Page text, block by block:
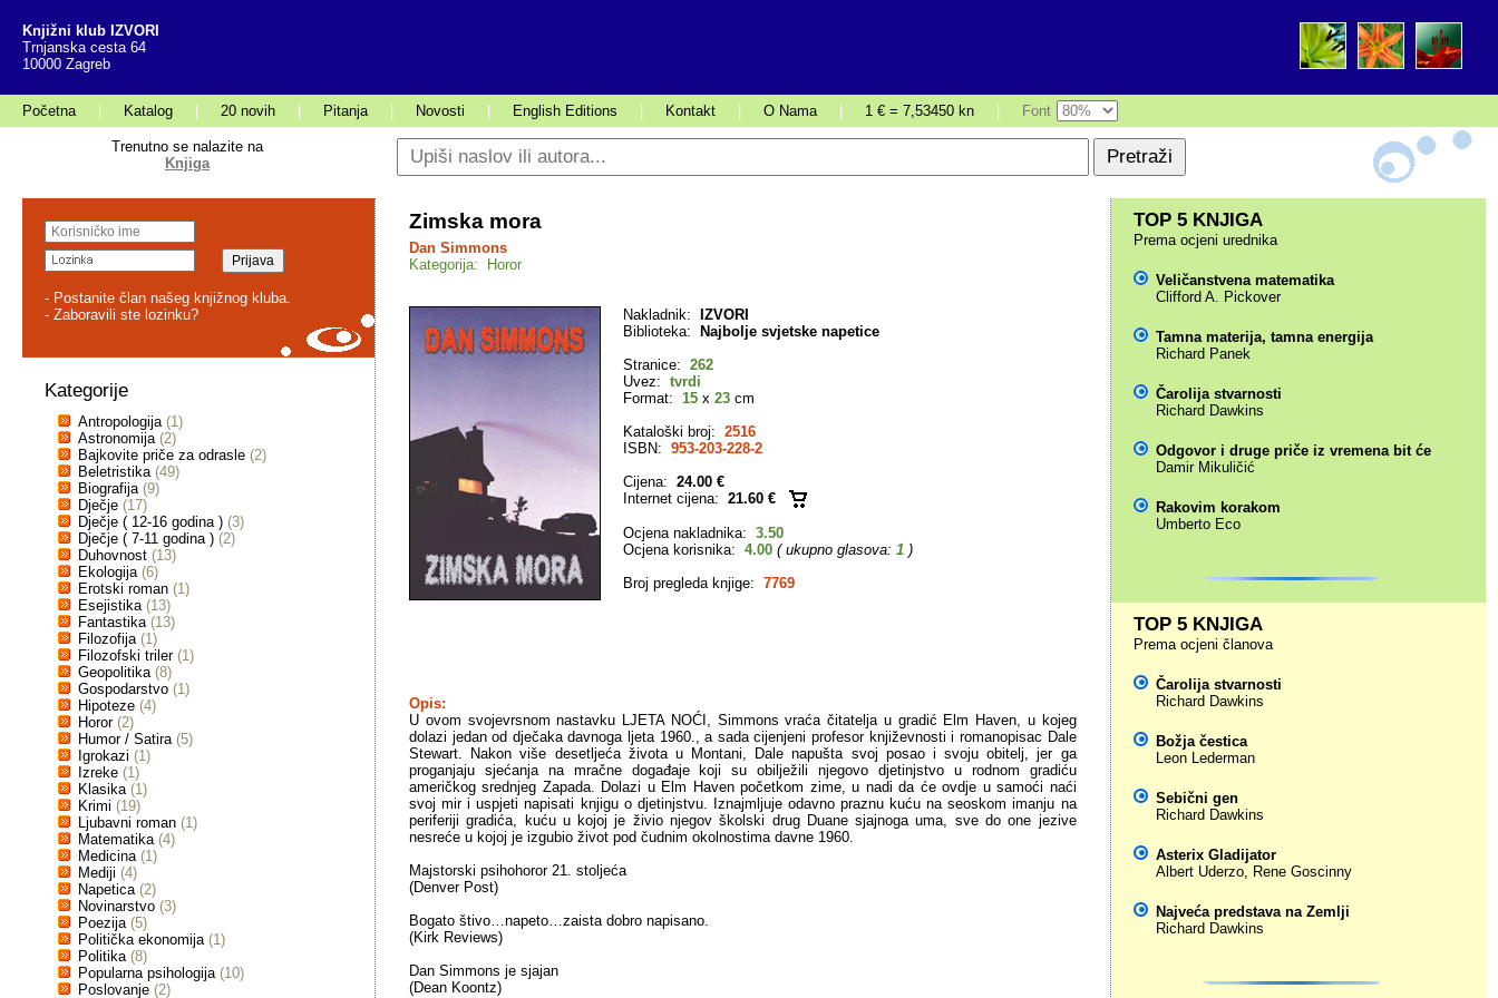
Knjižni klub IZVORI
Trnjanska cesta 64
10000 Zagreb
Početna Katalog 20 novih Pitanja Novosti English Editions Kontakt O Nama 1 € = 7,53450 kn Font
Trenutno se nalazite na
Knjiga
- Postanite član našeg knjižnog kluba.
- Zaboravili ste lozinku?
Kategorije
Antropologija (1)
Astronomija (2)
Bajkovite priče za odrasle (2)
Beletristika (49)
Biografija (9)
Dječje (17)
Dječje ( 12-16 godina ) (3)
Dječje ( 7-11 godina ) (2)
Duhovnost (13)
Ekologija (6)
Erotski roman (1)
Esejistika (13)
Fantastika (13)
Filozofija (1)
Filozofski triler (1)
Geopolitika (8)
Gospodarstvo (1)
Hipoteze (4)
Horor (2)
Humor / Satira (5)
Igrokazi (1)
Izreke (1)
Klasika (1)
Krimi (19)
Ljubavni roman (1)
Matematika (4)
Medicina (1)
Mediji (4)
Napetica (2)
Novinarstvo (3)
Poezija (5)
Politička ekonomija (1)
Politika (8)
Popularna psihologija (10)
Poslovanje (2)
Zimska mora
Dan Simmons
Kategorija: Horor
Nakladnik:
IZVORI
Biblioteka:
Najbolje svjetske napetice
Stranice: 262
Uvez: tvrdi
Format: 15 x 23 cm
Kataloški broj: 2516
ISBN: 953-203-228-2
Cijena: 24.00 €
Internet cijena: 21.60 €
Ocjena nakladnika: 3.50
Ocjena korisnika: 4.00 ( ukupno glasova: 1 )
Broj pregleda knjige: 7769
Opis:
U ovom svojevrsnom nastavku LJETA NOĆI, Simmons vraća čitatelja u gradić Elm Haven, u kojeg
dolazi jedan od dječaka davnoga ljeta 1960., a sada cijenjeni profesor književnosti i romanopisac Dale
Stewart. Nakon više desetljeća života u Montani, Dale napušta svoj posao i svoju obitelj, jer ga
proganjaju sjećanja na mračne događaje koji su obilježili njegovo djetinjstvo u rodnom gradiću
američkog srednjeg Zapada. Dolazi u Elm Haven početkom zime, u nadi da će ovdje u samoći naći
svoj mir i uspjeti napisati knjigu o djetinjstvu. Iznajmljuje odavno praznu kuću na seoskom imanju na
periferiji gradića, kuću u kojoj je živio njegov školski drug Duane sjajnoga uma, sve do one jezive
nesreće u kojoj je izgubio život pod čudnim okolnostima davne 1960.
Majstorski psihohoror 21. stoljeća
(Denver Post)
Bogato štivo…napeto…zaista dobro napisano.
(Kirk Reviews)
Dan Simmons je sjajan
(Dean Koontz)
TOP 5 KNJIGA
Prema ocjeni urednika
Veličanstvena matematika
Clifford A. Pickover
Tamna materija, tamna energija
Richard Panek
Čarolija stvarnosti
Richard Dawkins
Odgovor i druge priče iz vremena bit će
Damir Mikuličić
Rakovim korakom
Umberto Eco
TOP 5 KNJIGA
Prema ocjeni članova
Čarolija stvarnosti
Richard Dawkins
Božja čestica
Leon Lederman
Sebični gen
Richard Dawkins
Asterix Gladijator
Albert Uderzo, Rene Goscinny
Najveća predstava na Zemlji
Richard Dawkins